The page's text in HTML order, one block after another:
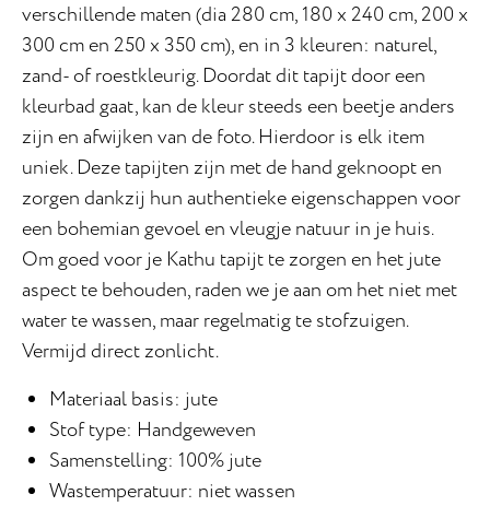
verschillende maten (dia 280 cm, 180 x 240 cm, 200 x
300 cm en 250 x 350 cm), en in 3 kleuren: naturel,
zand- of roestkleurig. Doordat dit tapijt door een
kleurbad gaat, kan de kleur steeds een beetje anders
zijn en afwijken van de foto. Hierdoor is elk item
uniek. Deze tapijten zijn met de hand geknoopt en
zorgen dankzij hun authentieke eigenschappen voor
een bohemian gevoel en vleugje natuur in je huis.
Om goed voor je Kathu tapijt te zorgen en het jute
aspect te behouden, raden we je aan om het niet met
water te wassen, maar regelmatig te stofzuigen.
Vermijd direct zonlicht.
Materiaal basis: jute
Stof type: Handgeweven
Samenstelling: 100% jute
Wastemperatuur: niet wassen